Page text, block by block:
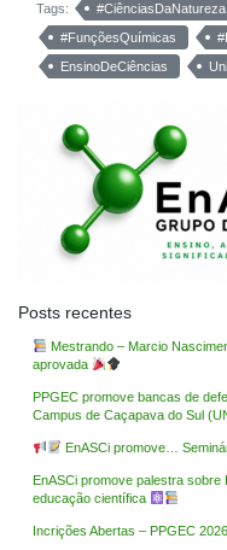
Tags: #CiênciasDaNatureza
#FunçõesQuímicas
EnsinoDeCiências
Posts recentes
Mestrando – Marcio
aprovada
PPGEC promove bancas de
Campus de Caçapava do Sul
EnASCi promove…
EnASCi promove palestra
educação científica
Incrições Abertas – PPGEC